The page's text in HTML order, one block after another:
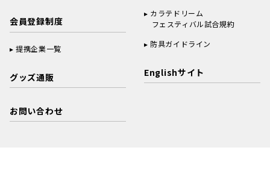
会員登録制度
提携企業一覧
グッズ通販
お問い合わせ
カラテドリーム
フェスティバル試合規約
防具ガイドライン
Englishサイト